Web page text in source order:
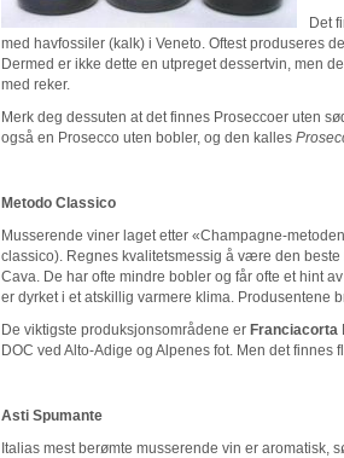
Det
med havfossiler (kalk) i Veneto. Oftest produseres
Dermed er ikke dette en utpreget dessertvin, men
med reker.
Merk deg dessuten at det finnes Proseccoer uten
også en Prosecco uten bobler, og den kalles
Metodo Classico
Musserende viner laget etter «Champagne-
classico). Regnes kvalitetsmessig å være den
Cava. De har ofte mindre bobler og får ofte et hint
er dyrket i et atskillig varmere klima. Produsentene
De viktigste produksjonsområdene er Franciacorta
DOC ved Alto-Adige og Alpenes fot. Men det finnes
Asti Spumante
Italias mest berømte musserende vin er aromatisk,